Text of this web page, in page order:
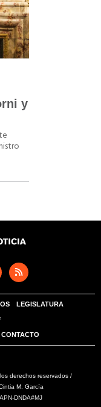
y
LEGISLATURA
CONTACTO
derechos reservados /
M. García
DNDA#MJ